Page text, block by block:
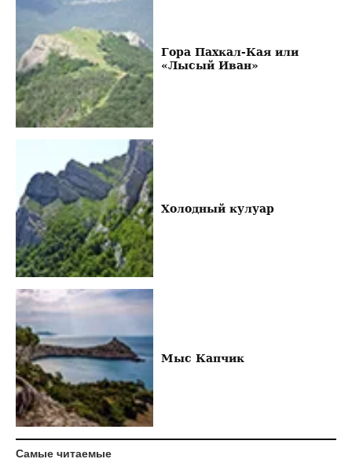
Гора Пахкал-Кая или
«Лысый Иван»
Холодный кулуар
Мыс Капчик
Самые читаемые